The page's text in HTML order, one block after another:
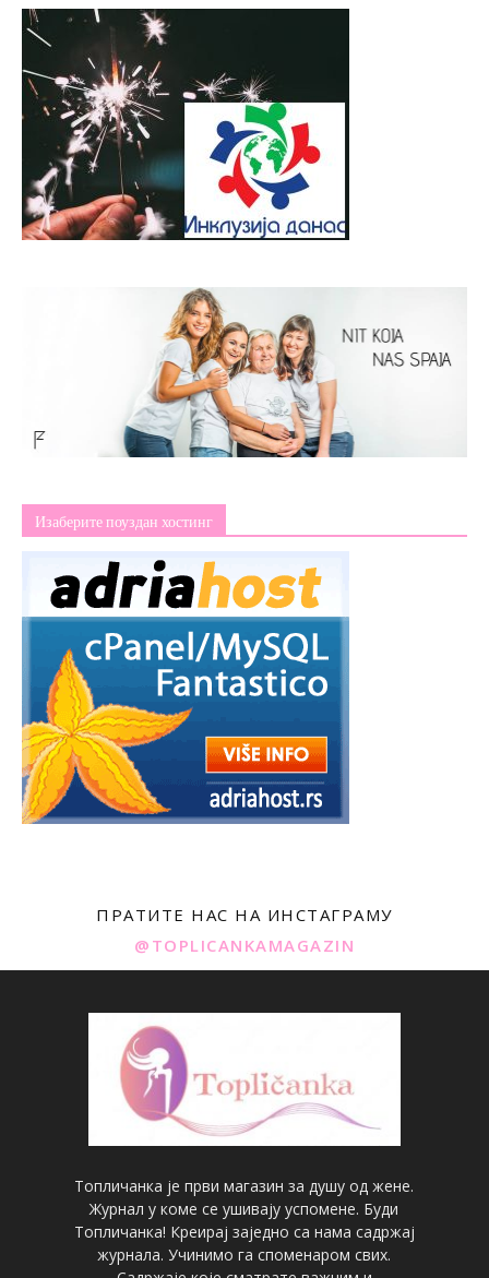
Изаберите поуздан хостинг
ПРАТИТЕ НАС НА ИНСТАГРАМУ
@TOPLICANKAMAGAZIN
Топличанка је први магазин за душу од жене.
Журнал у коме се ушивају успомене. Буди
Топличанка! Креирај заједно са нама садржај
журнала. Учинимо га споменаром свих.